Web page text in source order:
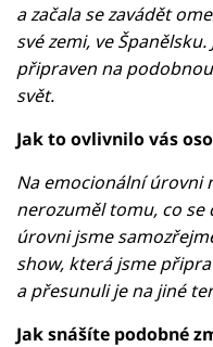
a začala se zavádět
své zemi, ve
připraven na
svět.
Jak to ovlivnilo vás
Na emocionální úrovni
nerozuměl tomu, co se
úrovni jsme
show, která jsme
a přesunuli je na jiné
Jak snášíte podobné